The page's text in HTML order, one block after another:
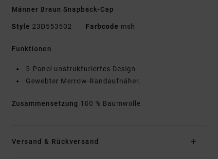
Männer Braun Snapback-Cap
Style 23D553502 Farbcode msh
Funktionen
5-Panel unstrukturiertes Design
Gewebter Merrow-Randaufnäher.
Zusammensetzung 100 % Baumwolle
Versand & Rückversand